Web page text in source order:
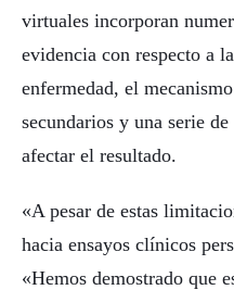
virtuales incorporan
evidencia con respecto a
enfermedad, el
secundarios y una serie
afectar el resultado.
«A pesar de estas
hacia ensayos clínicos
«Hemos demostrado que